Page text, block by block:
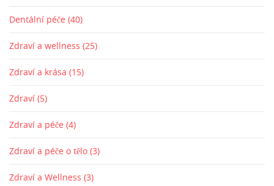
Dentální péče (40)
Zdraví a wellness (25)
Zdraví a krása (15)
Zdraví (5)
Zdraví a péče (4)
Zdraví a péče o tělo (3)
Zdraví a Wellness (3)